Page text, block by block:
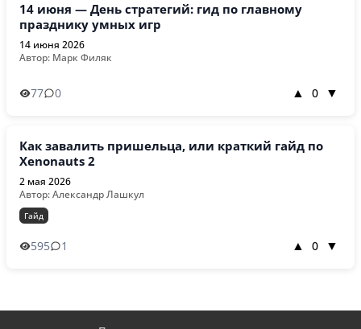
14 июня — День стратегий: гид по главному
празднику умных игр
14 июня 2026
Автор: Марк Филяк
77 0 ▲ 0 ▼
Как завалить пришельца, или краткий гайд по
Xenonauts 2
2 мая 2026
Автор: Александр Лашкул
Гайд
595 1 ▲ 0 ▼